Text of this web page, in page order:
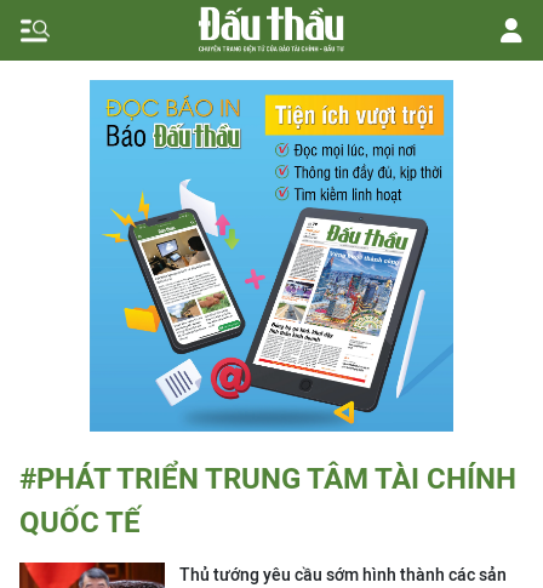
#PHÁT TRIỂN TRUNG TÂM TÀI CHÍNH
QUỐC TẾ
Thủ tướng yêu cầu sớm hình thành các sản